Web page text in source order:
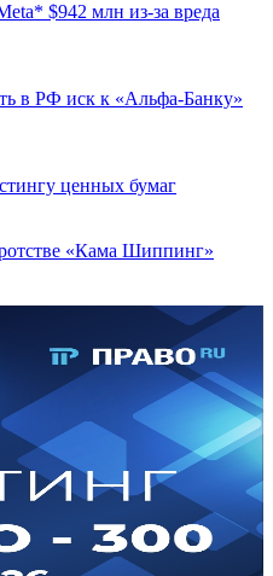
$942 млн из-за вреда
в РФ иск к «Альфа-Банку»
ценных бумаг
«Кама Шиппинг»